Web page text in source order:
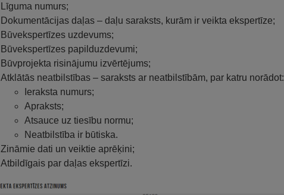
Līguma numurs;
Dokumentācijas daļas – daļu saraksts, kurām ir veikta ekspertīze;
Būvekspertīzes uzdevums;
Būvekspertīzes papilduzdevumi;
Būvprojekta risinājumu izvērtējums;
Atklātās neatbilstības – saraksts ar neatbilstībām, par katru norādot:
Ieraksta numurs;
Apraksts;
Atsauce uz tiesību normu;
Neatbilstība ir būtiska.
Zināmie dati un veiktie aprēķini;
Atbildīgais par daļas ekspertīzi.